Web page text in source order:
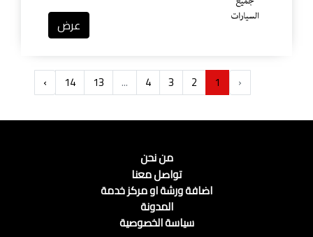
عرض
‹
1
2
3
4
...
13
14
›
من نحن
تواصل معنا
اضافة ورشة او مركز خدمة
المدونة
سياسة الخصوصية